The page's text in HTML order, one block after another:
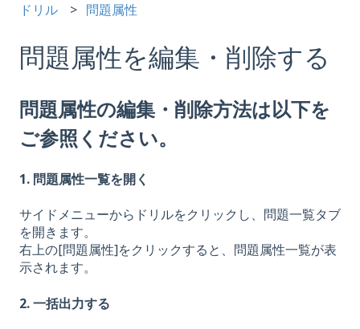
ドリル 問題属性
問題属性を編集・削除する
問題属性の編集・削除方法は以下を
ご参照ください。
1. 問題属性一覧を開く
サイドメニューからドリルをクリックし、問題一覧タブ
を開きます。
右上の[問題属性]をクリックすると、問題属性一覧が表
示されます。
2. 一括出力する